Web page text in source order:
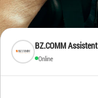
BZ.COMM Assistent
Online